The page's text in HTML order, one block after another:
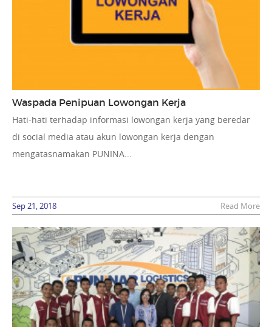
Waspada Penipuan Lowongan Kerja
Hati-hati terhadap informasi lowongan kerja yang beredar
di social media atau akun lowongan kerja dengan
mengatasnamakan PUNINA...
Sep 21, 2018 Read More